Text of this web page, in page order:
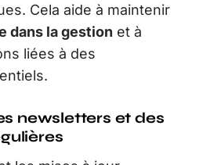
Cela aide à maintenir
dans la gestion et à
liées à des
newsletters et des